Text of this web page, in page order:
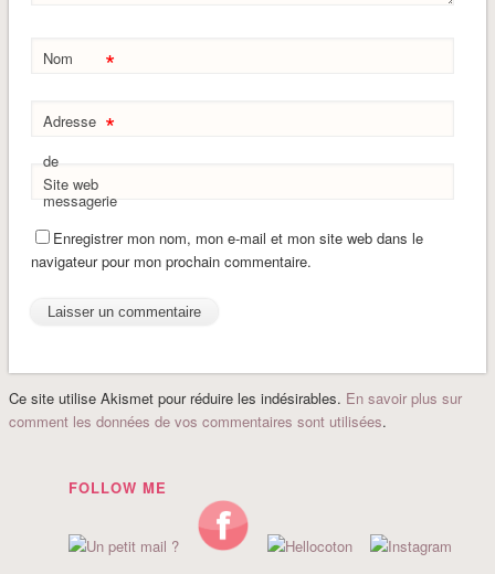
Nom *
Adresse
de
messagerie
*
Site web
Enregistrer mon nom, mon e-mail et mon site web dans le
navigateur pour mon prochain commentaire.
Ce site utilise Akismet pour réduire les indésirables. En savoir plus sur
comment les données de vos commentaires sont utilisées.
FOLLOW ME